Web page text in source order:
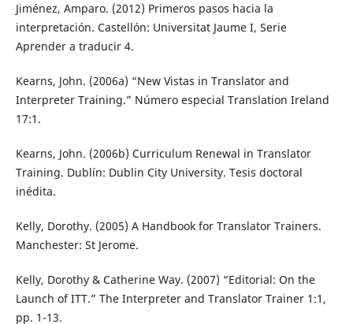
Jiménez, Amparo. (2012) Primeros pasos hacia la
interpretación. Castellón: Universitat Jaume I, Serie
Aprender a traducir 4.
Kearns, John. (2006a) “New Vistas in Translator and
Interpreter Training.” Número especial Translation Ireland
17:1.
Kearns, John. (2006b) Curriculum Renewal in Translator
Training. Dublín: Dublin City University. Tesis doctoral
inédita.
Kelly, Dorothy. (2005) A Handbook for Translator Trainers.
Manchester: St Jerome.
Kelly, Dorothy & Catherine Way. (2007) “Editorial: On the
Launch of ITT.” The Interpreter and Translator Trainer 1:1,
pp. 1-13.